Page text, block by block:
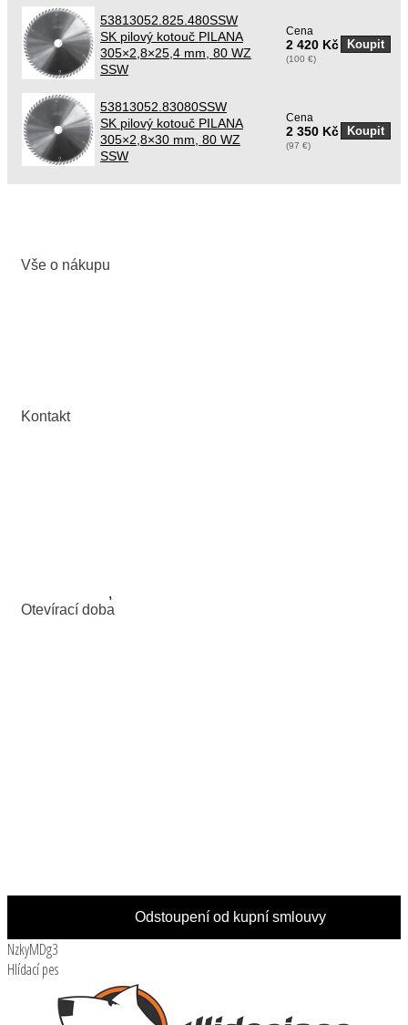
53813052.825.480SSW
SK pilový kotouč PILANA
305×2,8×25,4 mm, 80 WZ
SSW
Cena
2 420 Kč
(100 €)
53813052.83080SSW
SK pilový kotouč PILANA
305×2,8×30 mm, 80 WZ
SSW
Cena
2 350 Kč
(97 €)
Vše o nákupu
Kontakt
,
Otevírací doba
Odstoupení od kupní smlouvy
NzkyMDg3
Hlídací pes